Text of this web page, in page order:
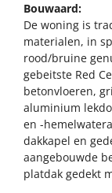
Bouwaard:
De woning is
materialen, in
rood/bruine
gebeitste Red
betonvloeren,
aluminium
en -
dakkapel en
aangebouwde
platdak gedekt